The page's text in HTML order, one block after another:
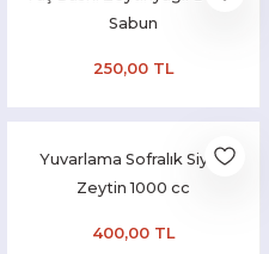
Sabun
250,00 TL
Yuvarlama Sofralık Siyah
Zeytin 1000 cc
400,00 TL